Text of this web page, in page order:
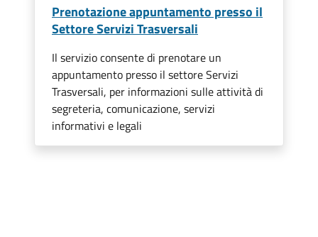
Prenotazione appuntamento presso il
Settore Servizi Trasversali
Il servizio consente di prenotare un
appuntamento presso il settore Servizi
Trasversali, per informazioni sulle attività di
segreteria, comunicazione, servizi
informativi e legali